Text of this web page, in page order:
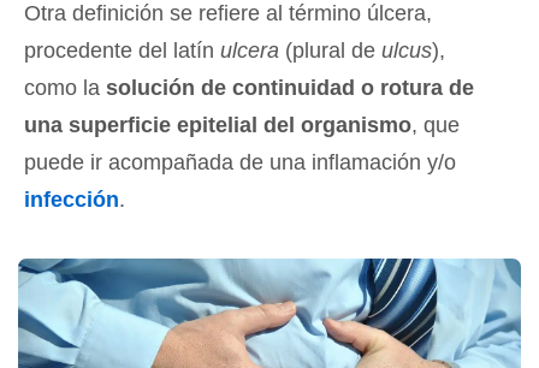
Otra definición se refiere al término úlcera,
procedente del latín ulcera (plural de ulcus),
como la solución de continuidad o rotura de
una superficie epitelial del organismo, que
puede ir acompañada de una inflamación y/o
infección.